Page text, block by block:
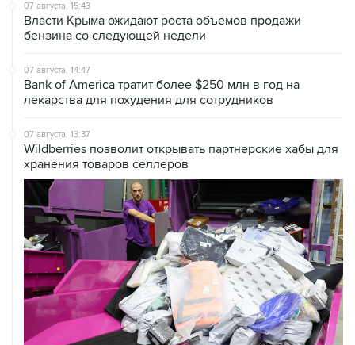
07 августа, 15:43
Власти Крыма ожидают роста объемов продажи
бензина со следующей недели
07 августа, 14:47
Bank of America тратит более $250 млн в год на
лекарства для похудения для сотрудников
07 августа, 13:37
Wildberries позволит открывать партнерские хабы для
хранения товаров селлеров